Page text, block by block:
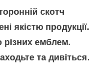
скотч
якістю продукції.
різних емблем.
та дивіться.